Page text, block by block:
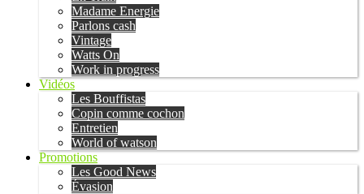
Madame Energie
Parlons cash
Vintage
Watts On
Work in progress
Vidéos
Les Bouffistas
Copin comme cochon
Entretien
World of watson
Promotions
Les Good News
Évasion